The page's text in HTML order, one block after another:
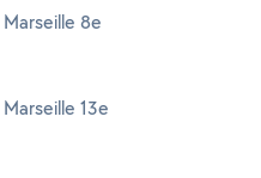
8e
13e